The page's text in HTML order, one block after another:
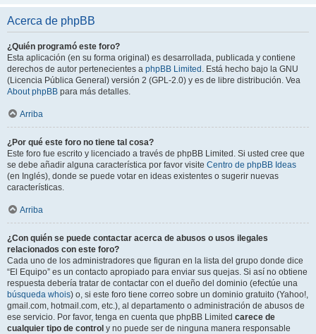
Acerca de phpBB
¿Quién programó este foro?
Esta aplicación (en su forma original) es desarrollada, publicada y contiene
derechos de autor pertenecientes a phpBB Limited . Está hecho bajo la GNU
(Licencia Pública General) versión 2 (GPL-2.0) y es de libre distribución. Vea
About phpBB para más detalles.
Arriba
¿Por qué este foro no tiene tal cosa?
Este foro fue escrito y licenciado a través de phpBB Limited. Si usted cree que
se debe añadir alguna característica por favor visite Centro de phpBB Ideas
(en Inglés), donde se puede votar en ideas existentes o sugerir nuevas
características.
Arriba
¿Con quién se puede contactar acerca de abusos o usos ilegales
relacionados con este foro?
Cada uno de los administradores que figuran en la lista del grupo donde dice
“El Equipo” es un contacto apropiado para enviar sus quejas. Si así no obtiene
respuesta debería tratar de contactar con el dueño del dominio (efectúe una
búsqueda whois) o, si este foro tiene correo sobre un dominio gratuito (Yahoo!,
gmail.com, hotmail.com, etc.), al departamento o administración de abusos de
ese servicio. Por favor, tenga en cuenta que phpBB Limited carece de
cualquier tipo de control y no puede ser de ninguna manera responsable